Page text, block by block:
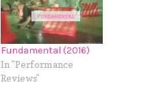
Fundamental (2016)
In "Performance
Reviews"